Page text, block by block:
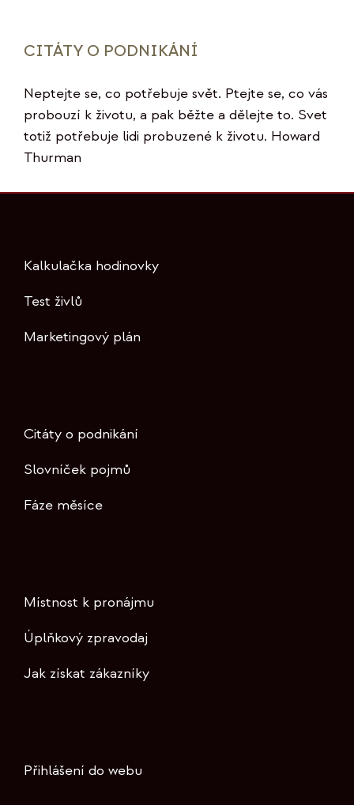
CITÁTY O PODNIKÁNÍ
Neptejte se, co potřebuje svět. Ptejte se, co vás
probouzí k životu, a pak běžte a dělejte to. Svet
totiž potřebuje lidi probuzené k životu. Howard
Thurman
Kalkulačka hodinovky
Test živlů
Marketingový plán
Citáty o podnikání
Slovníček pojmů
Fáze měsíce
Místnost k pronájmu
Úplňkový zpravodaj
Jak získat zákazníky
Přihlášení do webu